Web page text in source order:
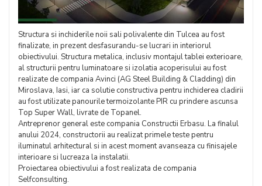
Structura si inchiderile noii sali polivalente din Tulcea au fost
finalizate, in prezent desfasurandu-se lucrari in interiorul
obiectivului. Structura metalica, inclusiv montajul tablei exterioare,
al structurii pentru luminatoare si izolatia acoperisului au fost
realizate de compania Avinci (AG Steel Building & Cladding) din
Miroslava, Iasi, iar ca solutie constructiva pentru inchiderea cladirii
au fost utilizate panourile termoizolante PIR cu prindere ascunsa
Top Super Wall, livrate de Topanel.
Antreprenor general este compania Constructii Erbasu. La finalul
anului 2024, constructorii au realizat primele teste pentru
iluminatul arhitectural si in acest moment avanseaza cu finisajele
interioare si lucreaza la instalatii.
Proiectarea obiectivului a fost realizata de compania
Selfconsulting.